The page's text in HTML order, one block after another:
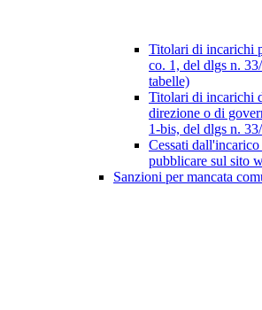
Titolari di incarichi
co. 1, del dlgs n.
tabelle)
Titolari di incarichi
direzione o di
1-bis, del dlgs n.
Cessati
pubblicare sul sito
Sanzioni per mancata